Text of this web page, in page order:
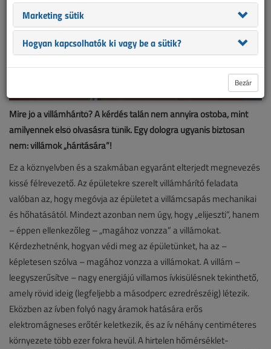
Mire jó a villámhárító? A kérdés talán nem annyira ostoba, mint
amilyennek első olvasásra tűnik. Egy dologra ugyanis biztosan
nem: villámok „hárítására”!
Ez a köznyelvben és a szakmában egyaránt elterjedt megnevezés
kissé félrevezető. Az épületekre szerelt villámhárító feladata
valóban az, hogy megóvja az épületet a villámcsapás mechanikai
és hőhatásától. Mindezt azonban nem úgy, hogy „elijeszti”, hanem
– éppen ellenkezőleg – „magához vonzza” a villámokat.
Kérdezhetnénk, hogyan védi meg az épületünket, ha az –
képletesen szólva – magához vonzza a villámokat. A villám –
leegyszerűsítve – nagy energiájú villamos ívkisülésnek tekinthető,
amely rövid ideig (legfeljebb a másodperc ezredrészéig) létezik.
Eközben az ívben folyó nagy áramok hatására erős
elektromágneses erőtér keletkezik, és az ív néhány centiméteres
környezete több ezer fokra hevül. A hirtelen hőmérséklet-
Marketing sütik
Hogyan kapcsolhatók ki vagy be a sütik?
Bezár